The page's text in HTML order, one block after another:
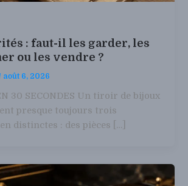
: faut-il les garder, les
ou les vendre ?
août 6, 2026
30 SECONDES Un tiroir de bijoux
presque toujours trois
distinctes : des pièces […]